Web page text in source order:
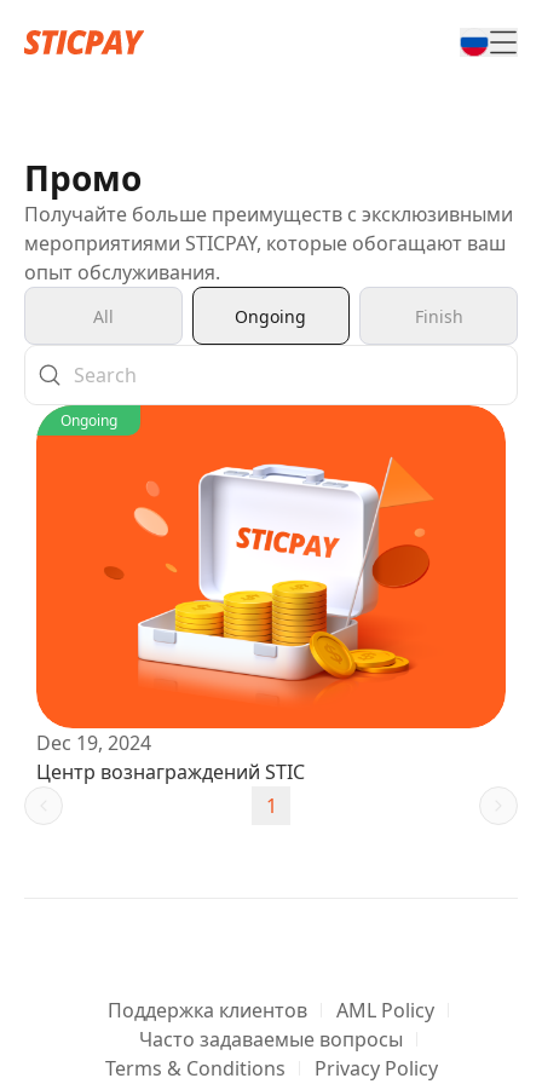
Промо
Получайте больше преимуществ с эксклюзивными
мероприятиями STICPAY, которые обогащают ваш
опыт обслуживания.
All Ongoing Finish
Ongoing
Dec 19, 2024
Центр вознаграждений STIC
1
Поддержка клиентов
AML Policy
Часто задаваемые вопросы
Terms & Conditions
Privacy Policy